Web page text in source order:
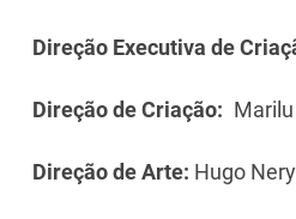
Direção Executiva de
Direção de Criação:
Direção de Arte: Hugo